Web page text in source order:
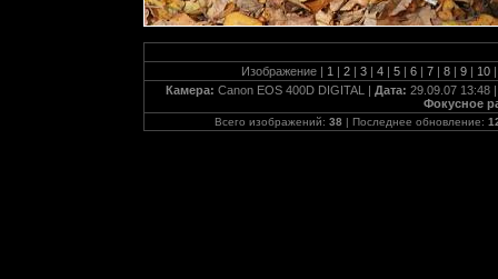
Изображение | 1 | 2 | 3 | 4 | 5 | 6 | 7 | 8 | 9 | 10 |
Камера: Canon EOS 400D DIGITAL | Дата: 29.09.07 13:48
Фокусное
Всего изображений: 38 | Последнее обновление: